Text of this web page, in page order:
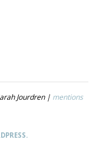
Jourdren | mentions